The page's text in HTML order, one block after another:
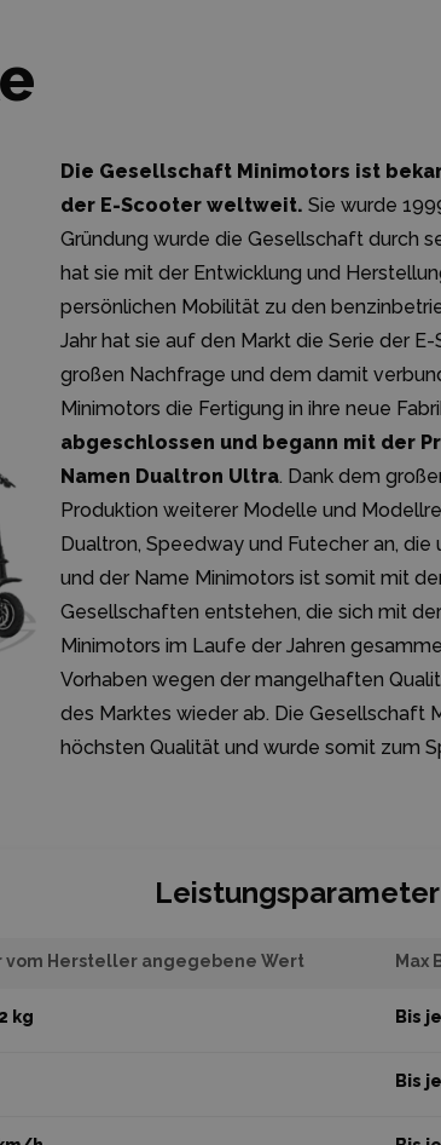
Die Gesellschaft Minimotors ist
der E-Scooter weltweit. Sie wurde
Gründung wurde die Gesellschaft durch
hat sie mit der Entwicklung und
persönlichen Mobilität zu den
Jahr hat sie auf den Markt die Serie der
großen Nachfrage und dem damit
Minimotors die Fertigung in ihre neue
abgeschlossen und begann mit der
Namen Dualtron Ultra. Dank dem
Produktion weiterer Modelle und
Dualtron, Speedway und Futecher an,
und der Name Minimotors ist somit mit
Gesellschaften entstehen, die sich mit
Minimotors im Laufe der Jahren
Vorhaben wegen der mangelhaften
des Marktes wieder ab. Die
höchsten Qualität und wurde somit zum
Leistungsparameter
vom Hersteller angegebene Wert Max
kg Bis
Bis